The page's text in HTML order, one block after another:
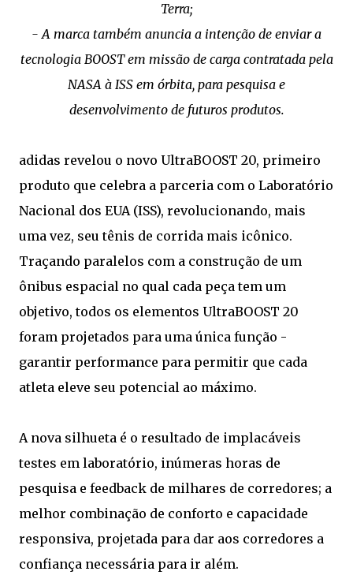
Terra;
- A marca também anuncia a intenção de enviar a
tecnologia BOOST em missão de carga contratada pela
NASA à ISS em órbita, para pesquisa e
desenvolvimento de futuros produtos.
adidas revelou o novo UltraBOOST 20, primeiro
produto que celebra a parceria com o Laboratório
Nacional dos EUA (ISS), revolucionando, mais
uma vez, seu tênis de corrida mais icônico.
Traçando paralelos com a construção de um
ônibus espacial no qual cada peça tem um
objetivo, todos os elementos UltraBOOST 20
foram projetados para uma única função -
garantir performance para permitir que cada
atleta eleve seu potencial ao máximo.
A nova silhueta é o resultado de implacáveis
testes em laboratório, inúmeras horas de
pesquisa e feedback de milhares de corredores; a
melhor combinação de conforto e capacidade
responsiva, projetada para dar aos corredores a
confiança necessária para ir além.